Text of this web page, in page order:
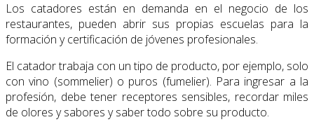
Los catadores están en demanda en el negocio de los
restaurantes, pueden abrir sus propias escuelas para la
formación y certificación de jóvenes profesionales.
El catador trabaja con un tipo de producto, por ejemplo, solo
con vino (sommelier) o puros (fumelier). Para ingresar a la
profesión, debe tener receptores sensibles, recordar miles
de olores y sabores y saber todo sobre su producto.